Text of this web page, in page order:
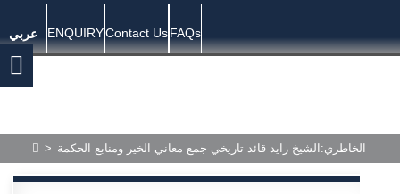
عربي ENQUIRYContact UsFAQs
> الخاطري:الشيخ زايد قائد تاريخي جمع معاني الخير ومنابع الحكمة